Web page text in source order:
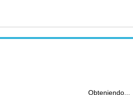
Obteniendo...